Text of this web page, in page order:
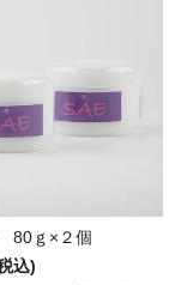
ｇ×２個
込)